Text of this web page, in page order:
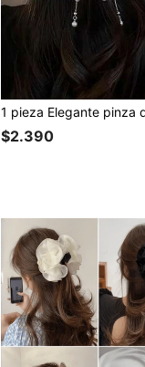
$2.390